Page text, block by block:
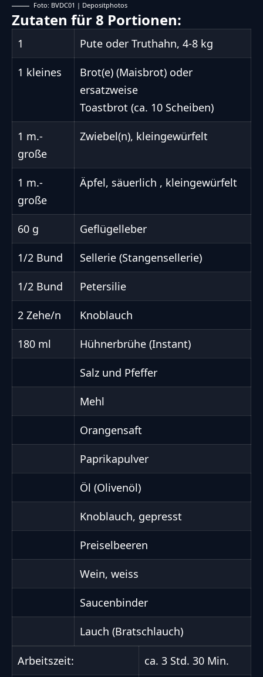
Foto: BVDC01 | Depositphotos
Zutaten für 8 Portionen:
1 Pute oder Truthahn, 4-8 kg
1 kleines
Brot(e) (Maisbrot) oder
ersatzweise
Toastbrot (ca. 10 Scheiben)
1 m.-
große
Zwiebel(n), kleingewürfelt
1 m.-
große
Äpfel, säuerlich , kleingewürfelt
60 g Geflügelleber
1/2 Bund Sellerie (Stangensellerie)
1/2 Bund Petersilie
2 Zehe/n Knoblauch
180 ml Hühnerbrühe (Instant)
Salz und Pfeffer
Mehl
Orangensaft
Paprikapulver
Öl (Olivenöl)
Knoblauch, gepresst
Preiselbeeren
Wein, weiss
Saucenbinder
Lauch (Bratschlauch)
Arbeitszeit: ca. 3 Std. 30 Min.